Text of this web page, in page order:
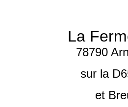
La
78790
sur la
et